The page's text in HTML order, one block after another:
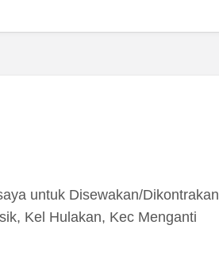
untuk Disewakan/Dikontrakan
Kel Hulakan, Kec Menganti